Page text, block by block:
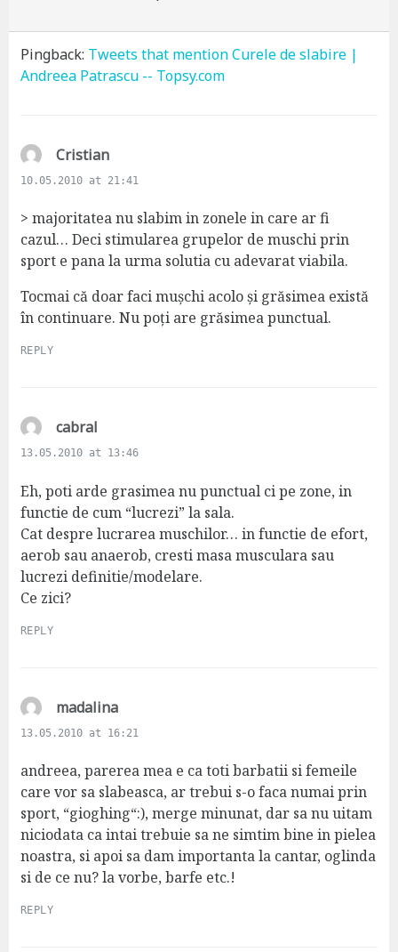
Pingback: Tweets that mention Curele de slabire |
Andreea Patrascu -- Topsy.com
Cristians
a
s
:
10.05.2010 at 21:41
> majoritatea nu slabim in zonele in care ar fi
cazul… Deci stimularea grupelor de muschi prin
sport e pana la urma solutia cu adevarat viabila.
Tocmai că doar faci mușchi acolo și grăsimea există
în continuare. Nu poți are grăsimea punctual.
REPLY
cabrals
a
s
:
13.05.2010 at 13:46
Eh, poti arde grasimea nu punctual ci pe zone, in
functie de cum “lucrezi” la sala.
Cat despre lucrarea muschilor… in functie de efort,
aerob sau anaerob, cresti masa musculara sau
lucrezi definitie/modelare.
Ce zici?
REPLY
madalinas
a
s
:
13.05.2010 at 16:21
andreea, parerea mea e ca toti barbatii si femeile
care vor sa slabeasca, ar trebui s-o faca numai prin
sport, “gioghing“:), merge minunat, dar sa nu uitam
niciodata ca intai trebuie sa ne simtim bine in pielea
noastra, si apoi sa dam importanta la cantar, oglinda
si de ce nu? la vorbe, barfe etc.!
REPLY